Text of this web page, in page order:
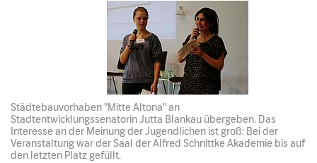
Städtebauvorhaben "Mitte Altona" an
Stadtentwicklungssenatorin Jutta Blankau übergeben. Das
Interesse an der Meinung der Jugendlichen ist groß: Bei der
Veranstaltung war der Saal der Alfred Schnittke Akademie bis auf
den letzten Platz gefüllt.